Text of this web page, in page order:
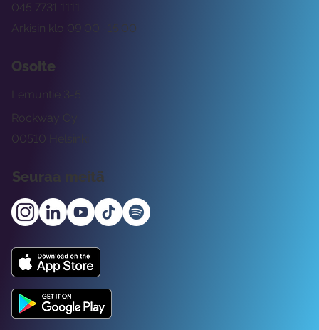
Arkisin klo 09:00 -15:00
045 7731 1111
Osoite
Rockway Oy
Lemuntie 3-5
00510 Helsinki
Seuraa meitä